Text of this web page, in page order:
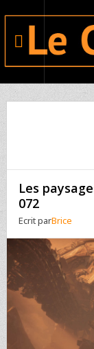
Les
072
Ecrit parBrice